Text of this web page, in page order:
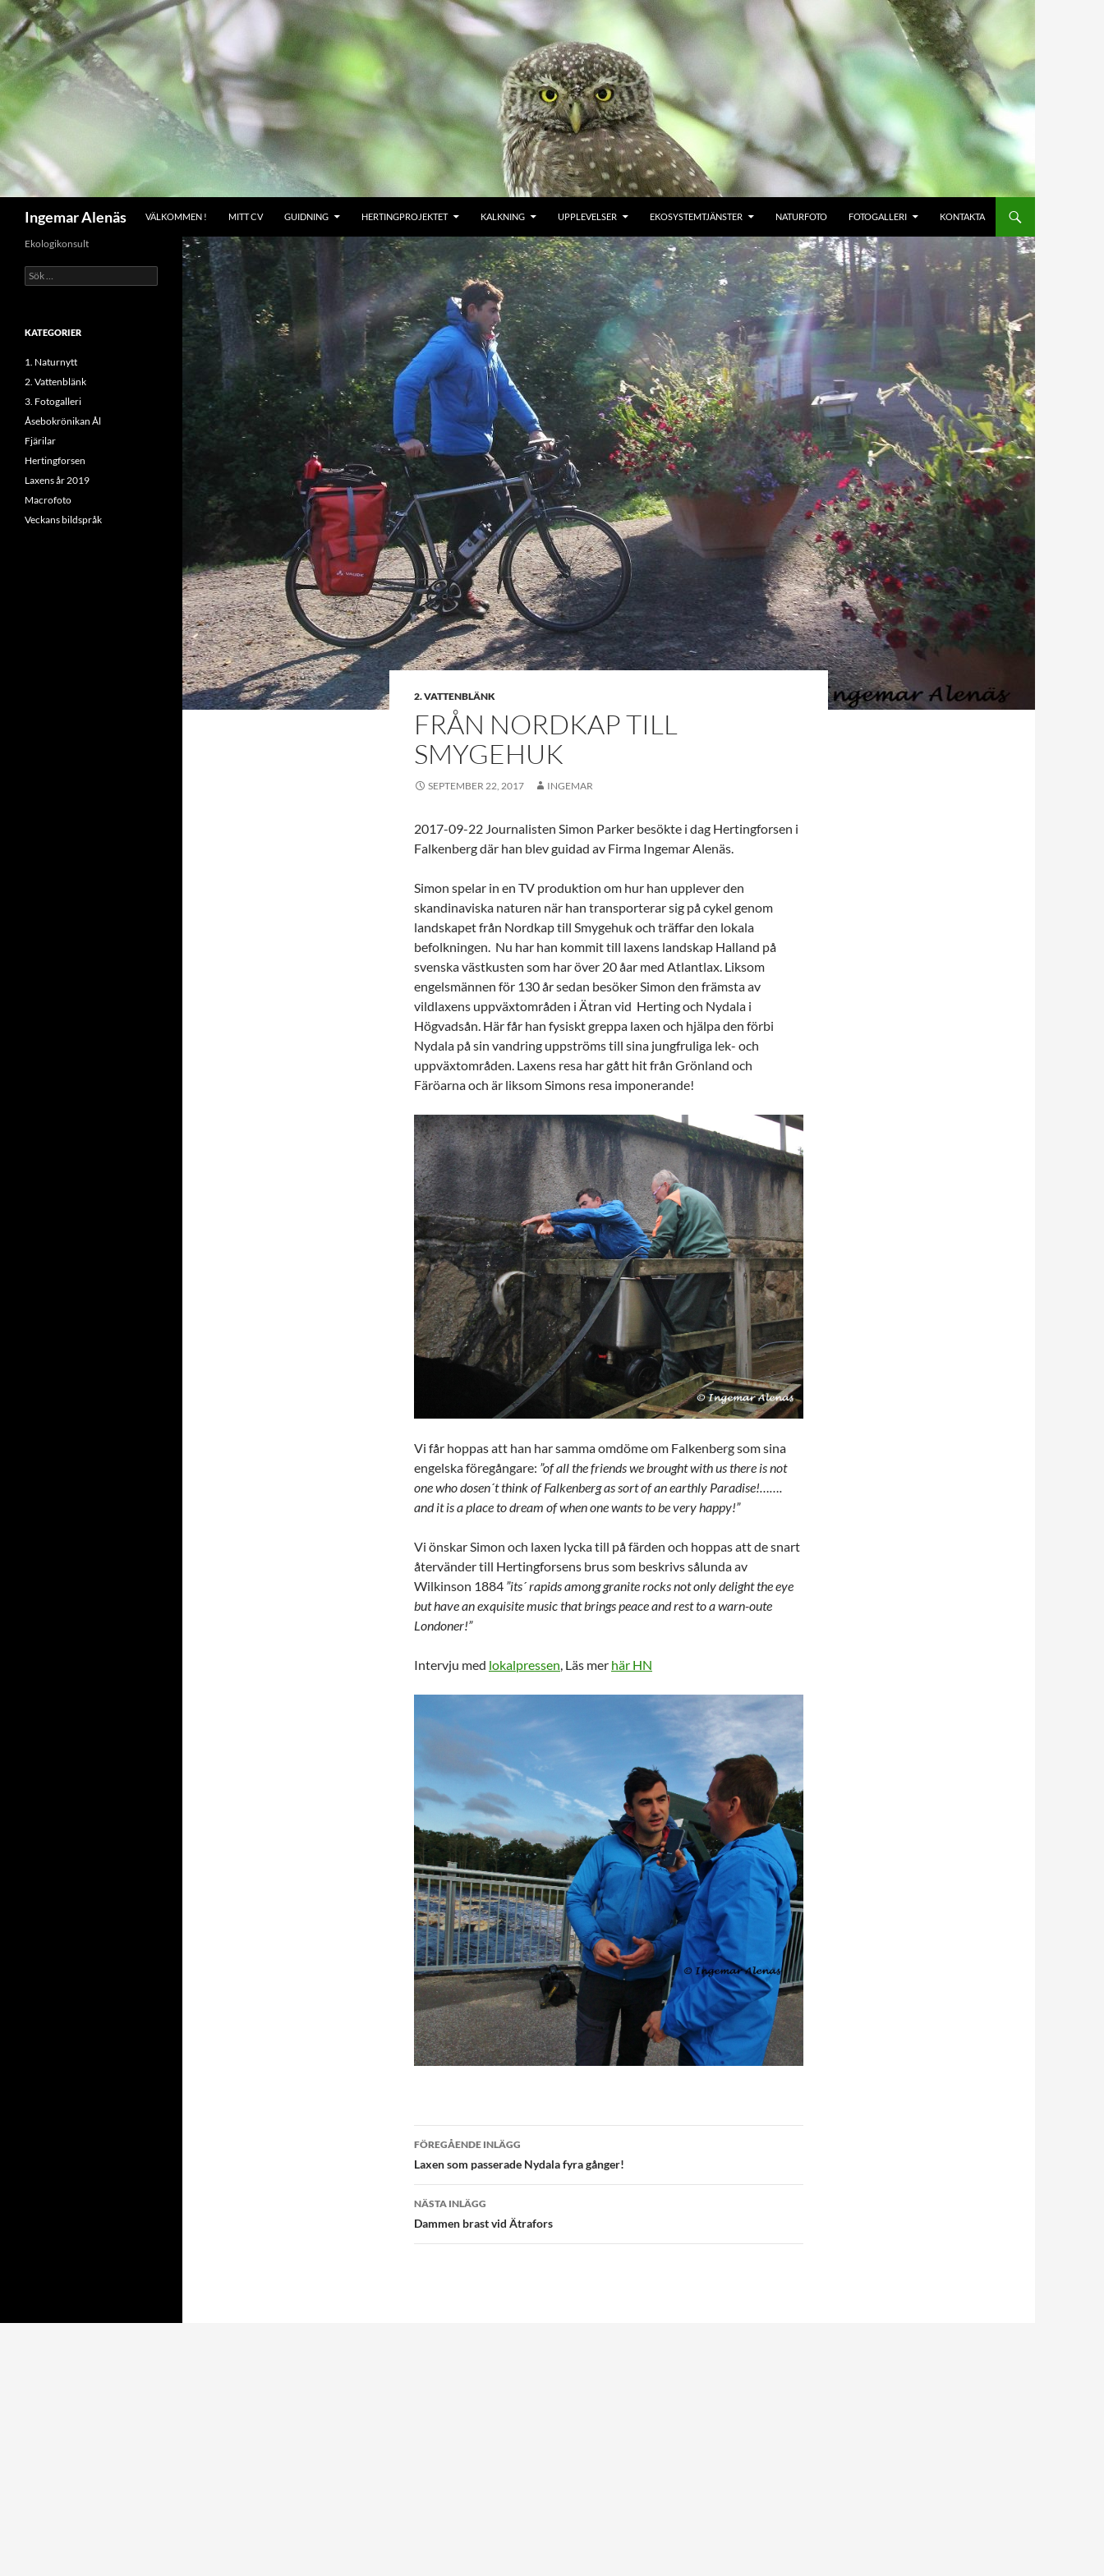
Hoppa
till
innehåll
Ingemar Alenäs VÄLKOMMEN ! MITT CV GUIDNING HERTINGPROJEKTET KALKNING UPPLEVELSER EKOSYSTEMTJÄNSTER NATURFOTO FOTOGALLERI KONTAKTA
2. VATTENBLÄNK
FRÅN NORDKAP TILL
SMYGEHUK
SEPTEMBER 22, 2017 INGEMAR
2017-09-22 Journalisten Simon Parker besökte i dag Hertingforsen i
Falkenberg där han blev guidad av Firma Ingemar Alenäs.
Simon spelar in en TV produktion om hur han upplever den
skandinaviska naturen när han transporterar sig på cykel genom
landskapet från Nordkap till Smygehuk och träffar den lokala
befolkningen. Nu har han kommit till laxens landskap Halland på
svenska västkusten som har över 20 åar med Atlantlax. Liksom
engelsmännen för 130 år sedan besöker Simon den främsta av
vildlaxens uppväxtområden i Ätran vid Herting och Nydala i
Högvadsån. Här får han fysiskt greppa laxen och hjälpa den förbi
Nydala på sin vandring uppströms till sina jungfruliga lek- och
uppväxtområden. Laxens resa har gått hit från Grönland och
Färöarna och är liksom Simons resa imponerande!
Vi får hoppas att han har samma omdöme om Falkenberg som sina
engelska föregångare: ”of all the friends we brought with us there is not
one who dosen´t think of Falkenberg as sort of an earthly Paradise!…….
and it is a place to dream of when one wants to be very happy!”
Vi önskar Simon och laxen lycka till på färden och hoppas att de snart
återvänder till Hertingforsens brus som beskrivs sålunda av
Wilkinson 1884 ”its´ rapids among granite rocks not only delight the eye
but have an exquisite music that brings peace and rest to a warn-oute
Londoner!”
Intervju med lokalpressen, Läs mer här HN
Inläggsnavigering
FÖREGÅENDE INLÄGG
Laxen som passerade Nydala fyra gånger!
NÄSTA INLÄGG
Dammen brast vid Ätrafors
Ekologikonsult
Sök
efter:
KATEGORIER
1. Naturnytt
2. Vattenblänk
3. Fotogalleri
Åsebokrönikan Ål
Fjärilar
Hertingforsen
Laxens år 2019
Macrofoto
Veckans bildspråk